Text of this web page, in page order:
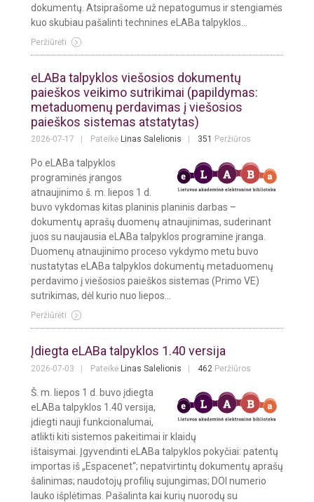
dokumentų. Atsiprašome už nepatogumus ir stengiamės
kuo skubiau pašalinti technines eLABa talpyklos...
Peržiūrėti
eLABa talpyklos viešosios dokumentų
paieškos veikimo sutrikimai (papildymas:
metaduomenų perdavimas į viešosios
paieškos sistemas atstatytas)
2026-07-17 Pateikė Linas Salelionis 351 Peržiūros
Po eLABa talpyklos
programinės įrangos
atnaujinimo š. m. liepos 1 d.
buvo vykdomas kitas planinis planinis darbas –
dokumentų aprašų duomenų atnaujinimas, suderinant
juos su naujausia eLABa talpyklos programine įranga.
Duomenų atnaujinimo proceso vykdymo metu buvo
nustatytas eLABa talpyklos dokumentų metaduomenų
perdavimo į viešosios paieškos sistemas (Primo VE)
sutrikimas, dėl kurio nuo liepos...
Peržiūrėti
Įdiegta eLABa talpyklos 1.40 versija
2026-07-03 Pateikė Linas Salelionis 462 Peržiūros
Š. m. liepos 1 d. buvo įdiegta
eLABa talpyklos 1.40 versija,
įdiegti nauji funkcionalumai,
atlikti kiti sistemos pakeitimai ir klaidų
ištaisymai. Įgyvendinti eLABa talpyklos pokyčiai: patentų
importas iš „Espacenet“; nepatvirtintų dokumentų aprašų
šalinimas; naudotojų profilių sujungimas; DOI numerio
lauko išplėtimas. Pašalinta kai kurių nuorodų su